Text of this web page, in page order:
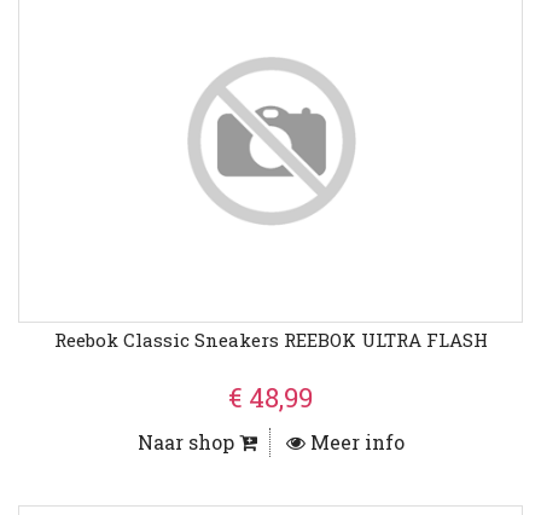
Reebok Classic Sneakers REEBOK ULTRA FLASH
€ 48,99
Naar shop Meer info